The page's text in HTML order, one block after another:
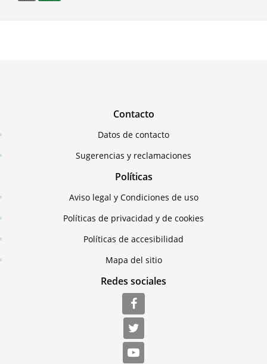
Contacto
Datos de contacto
Sugerencias y reclamaciones
Políticas
Aviso legal y Condiciones de uso
Políticas de privacidad y de cookies
Políticas de accesibilidad
Mapa del sitio
Redes sociales